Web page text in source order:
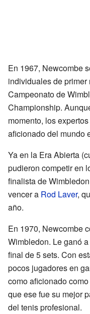
En 1967, Newcombe
individuales de
Campeonato de
Championship.
momento, los
aficionado del mundo
Ya en la Era Abierta
pudieron competir en
finalista de
vencer a Rod Laver,
año.
En 1970, Newcombe
Wimbledon. Le ganó a
final de 5 sets. Con
pocos jugadores en
como aficionado
que ese fue su mejor
del tenis profesional.